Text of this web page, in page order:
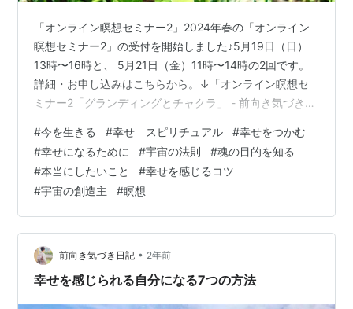
「オンライン瞑想セミナー2」2024年春の「オンライン
瞑想セミナー2」の受付を開始しました♪5月19日（日）
13時〜16時と、 5月21日（金）11時〜14時の2回です。
詳細・お申し込みはこちらから。↓「オンライン瞑想セ
ミナー2「グランディングとチャクラ」 - 前向き気づき日
幸せになれる、 と思うのは幻想だ、と知っていますか？
エゴは「まずはこの問題をどうにかするべきだ」 と言う
でしょう。 でもそれをしている限り、 もし今ある問題を
全て解決できたとしても、 幸せになるのは永遠に「いつ
か」のままになる エゴのからくりについて、 今日は魂の
成り…
#今を生きる #幸せ スピリチュアル #幸せをつかむ
#幸せになるために #宇宙の法則 #魂の目的を知る
#本当にしたいこと #幸せを感じるコツ
#宇宙の創造主 #瞑想
前向き気づき日記 • 2年前
幸せを感じられる自分になる7つの方法